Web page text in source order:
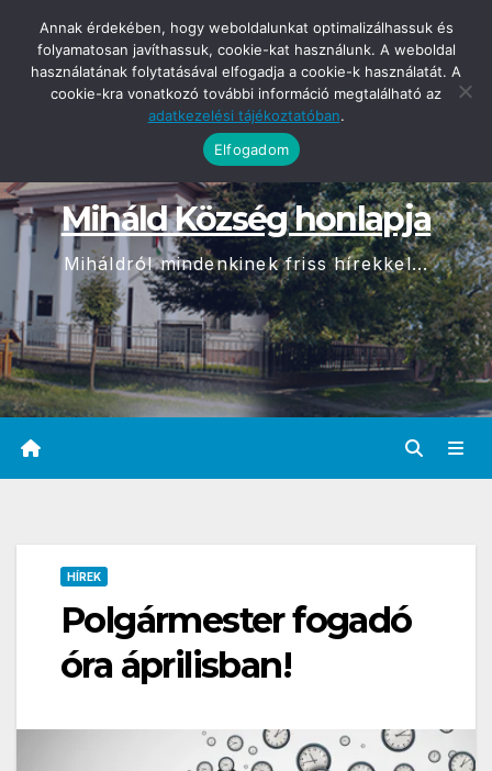
content
2026-08-06 08:12
Miháld Község honlapja
Miháldról mindenkinek friss hírekkel...
HÍREK
Polgármester fogadó
óra áprilisban!
Annak érdekében, hogy weboldalunkat optimalizálhassuk és
folyamatosan javíthassuk, cookie-kat használunk. A weboldal
használatának folytatásával elfogadja a cookie-k használatát. A
cookie-kra vonatkozó további információ megtalálható az
adatkezelési tájékoztatóban.
Elfogadom